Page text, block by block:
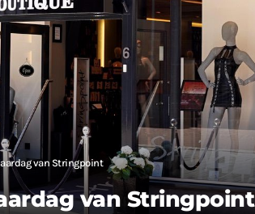
van Stringpoint
van Stringpoint